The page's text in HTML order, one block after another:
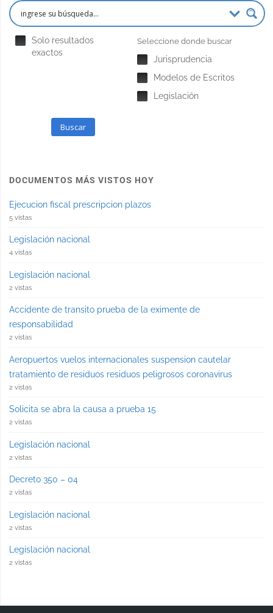
Solo resultados
exactos
Seleccione donde buscar
Jurisprudencia
Modelos de Escritos
Legislación
Buscar
DOCUMENTOS MÁS VISTOS HOY
Ejecucion fiscal prescripcion plazos
5 vistas
Legislación nacional
4 vistas
Legislación nacional
2 vistas
Accidente de transito prueba de la eximente de
responsabilidad
2 vistas
Aeropuertos vuelos internacionales suspension cautelar
tratamiento de residuos residuos peligrosos coronavirus
2 vistas
Solicita se abra la causa a prueba 15
2 vistas
Legislación nacional
2 vistas
Decreto 350 – 04
2 vistas
Legislación nacional
2 vistas
Legislación nacional
2 vistas